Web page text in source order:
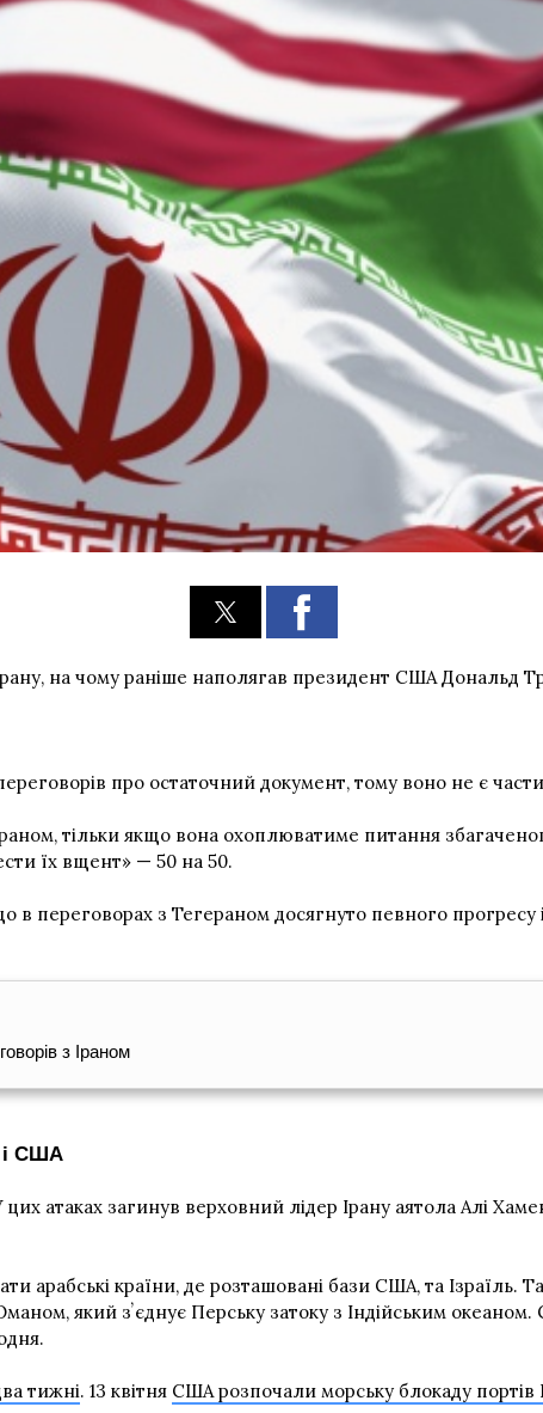
на чому раніше наполягав президент США Дональд
про остаточний документ, тому воно не є
тільки якщо вона охоплюватиме питання
їх вщент» — 50 на 50.
в переговорах з Тегераном досягнуто певного прогресу
з Іраном
і США
цих атаках загинув верховний лідер Ірану аятола Алі
арабські країни, де розташовані бази США, та
який зʼєднує Перську затоку з Індійським
тижні. 13 квітня США розпочали морську блокаду портів